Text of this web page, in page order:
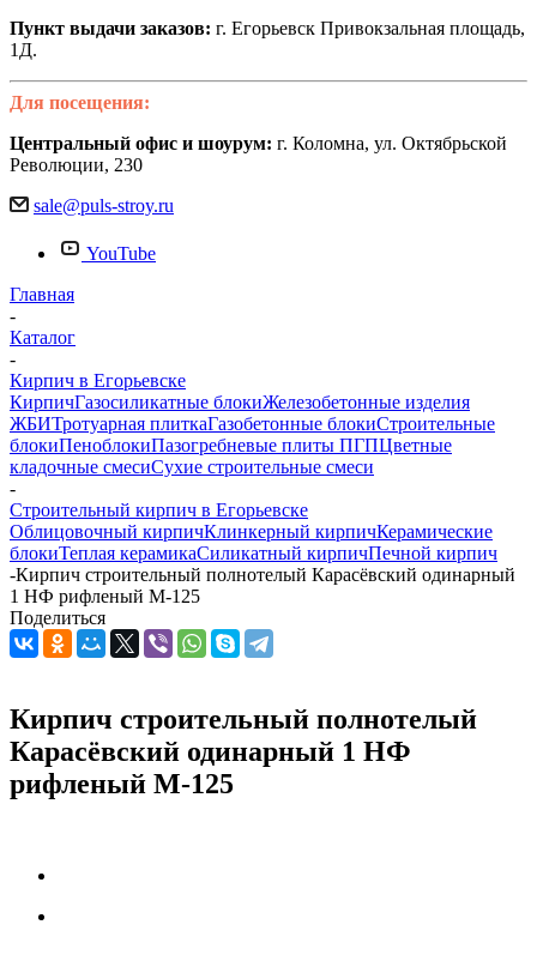
Пункт выдачи заказов: г. Егорьевск Привокзальная площадь,
1Д.
Для посещения:
Центральный офис и шоурум: г. Коломна, ул. Октябрьской
Революции, 230
sale@puls-stroy.ru
YouTube
Главная
-
Каталог
-
Кирпич в Егорьевске
КирпичГазосиликатные блокиЖелезобетонные изделия
ЖБИТротуарная плиткаГазобетонные блокиСтроительные
блокиПеноблокиПазогребневые плиты ПГПЦветные
кладочные смесиСухие строительные смеси
-
Строительный кирпич в Егорьевске
Облицовочный кирпичКлинкерный кирпичКерамические
блокиТеплая керамикаСиликатный кирпичПечной кирпич
-Кирпич строительный полнотелый Карасёвский одинарный
1 НФ рифленый М-125
Поделиться
Кирпич строительный полнотелый
Карасёвский одинарный 1 НФ
рифленый М-125